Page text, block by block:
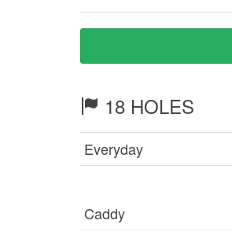
18 HOLES
Everyday
Caddy